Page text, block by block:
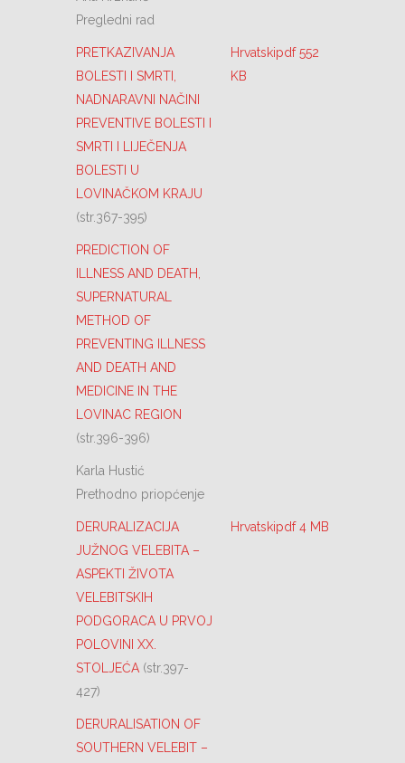
Pregledni rad
PRETKAZIVANJA
BOLESTI I SMRTI,
NADNARAVNI NAČINI
PREVENTIVE BOLESTI I
SMRTI I LIJEČENJA
BOLESTI U
LOVINAČKOM KRAJU
(str.367-395)
Hrvatskipdf 552
KB
PREDICTION OF
ILLNESS AND DEATH,
SUPERNATURAL
METHOD OF
PREVENTING ILLNESS
AND DEATH AND
MEDICINE IN THE
LOVINAC REGION
(str.396-396)
Karla Hustić
Prethodno priopćenje
DERURALIZACIJA
JUŽNOG VELEBITA –
ASPEKTI ŽIVOTA
VELEBITSKIH
PODGORACA U PRVOJ
POLOVINI XX.
STOLJEĆA (str.397-
427)
Hrvatskipdf 4 MB
DERURALISATION OF
SOUTHERN VELEBIT –